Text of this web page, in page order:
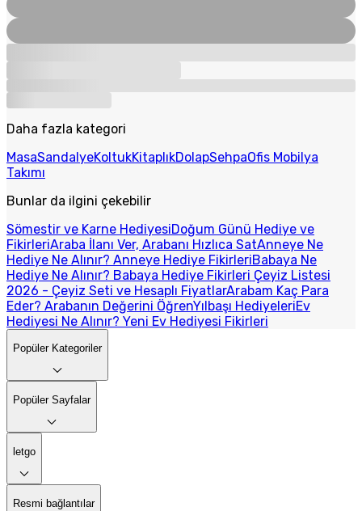
Daha fazla kategori
MasaSandalyeKoltukKitaplıkDolapSehpaOfis Mobilya
Takımı
Bunlar da ilgini çekebilir
Sömestir ve Karne HediyesiDoğum Günü Hediye ve
FikirleriAraba İlanı Ver, Arabanı Hızlıca SatAnneye Ne
Hediye Ne Alınır? Anneye Hediye FikirleriBabaya Ne
Hediye Ne Alınır? Babaya Hediye Fikirleri Çeyiz Listesi
2026 - Çeyiz Seti ve Hesaplı FiyatlarArabam Kaç Para
Eder? Arabanın Değerini ÖğrenYılbaşı HediyeleriEv
Hediyesi Ne Alınır? Yeni Ev Hediyesi Fikirleri
Popüler Kategoriler
Popüler Sayfalar
letgo
Resmi bağlantılar